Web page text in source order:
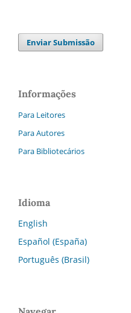
Enviar Submissão
Informações
Para Leitores
Para Autores
Para Bibliotecários
Idioma
English
Español (España)
Português (Brasil)